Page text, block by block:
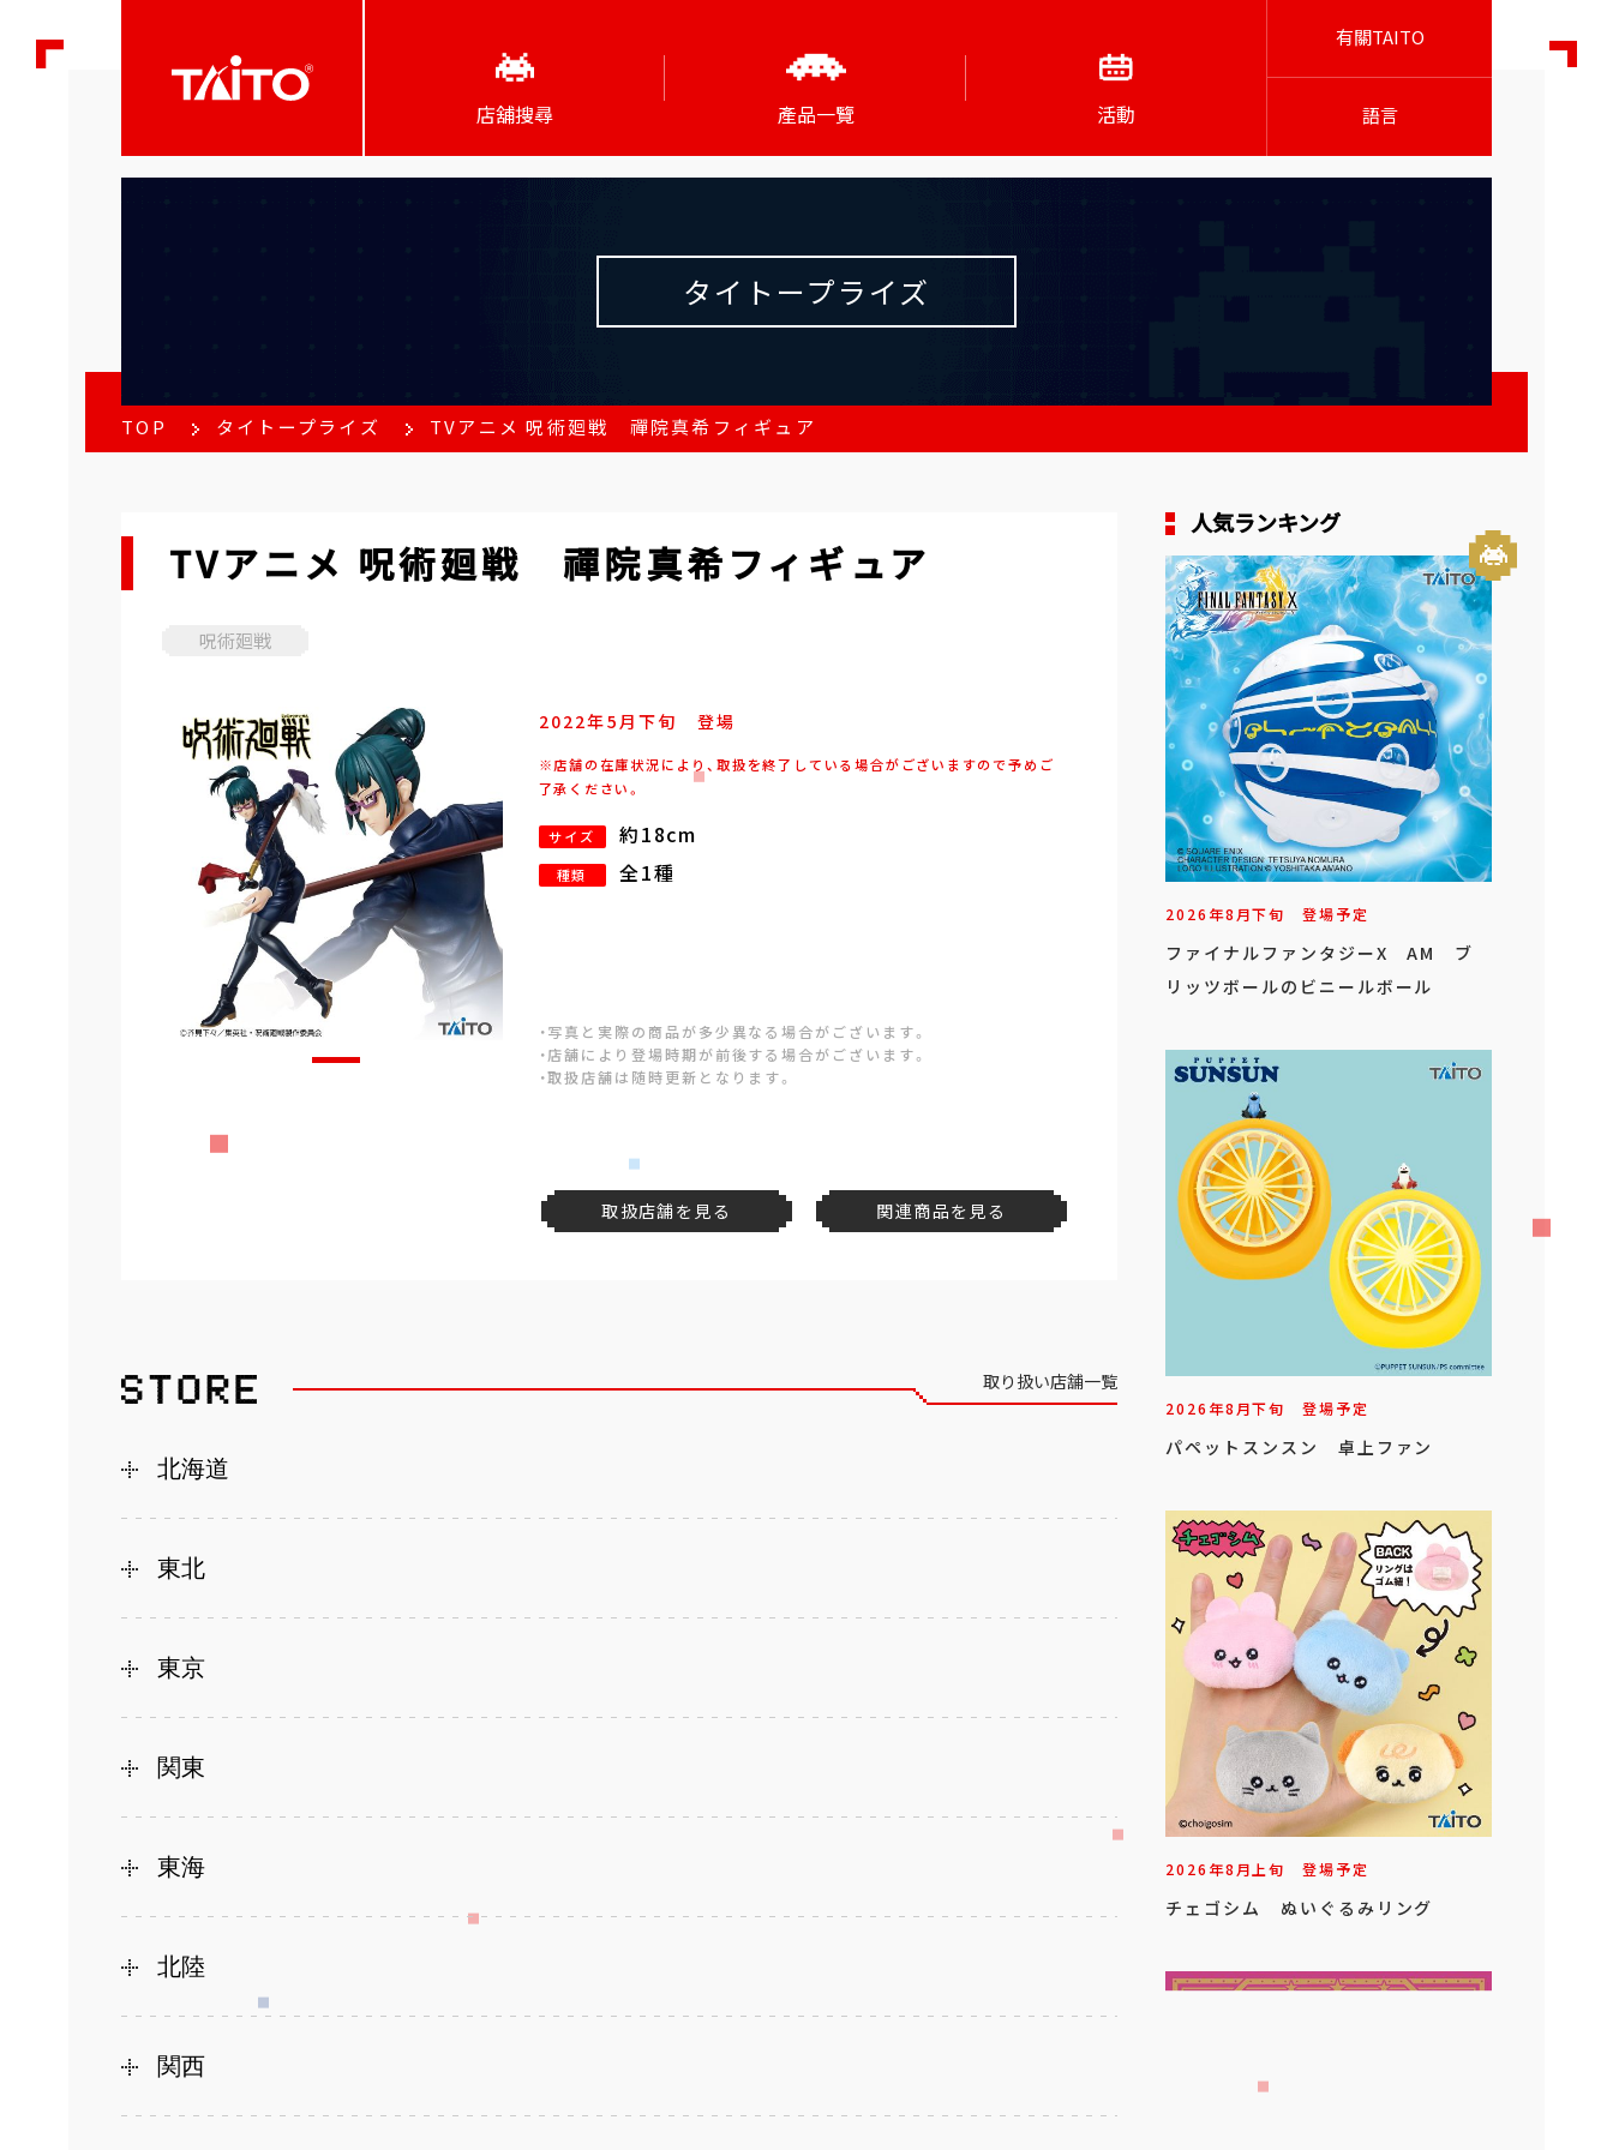
店舖搜尋 產品一覽 活動
有關TAITO
語言
タイトープライズ
TOP タイトープライズ TVアニメ 呪術廻戦 禪院真希フィギュア
TVアニメ 呪術廻戦 禪院真希フィギュア
呪術廻戦
2022年5月下旬 登場
※店舗の在庫状況により、取扱を終了している場合がございますので予めご
了承ください。
サイズ 約18cm
種類 全1種
・写真と実際の商品が多少異なる場合がございます。
・店舗により登場時期が前後する場合がございます。
・取扱店舗は随時更新となります。
取扱店舗を見る 関連商品を見る
取り扱い店舗一覧
北海道
東北
東京
関東
東海
北陸
関西
人気ランキング
2026年8月下旬 登場予定
ファイナルファンタジーX AM ブ
リッツボールのビニールボール
2026年8月下旬 登場予定
パペットスンスン 卓上ファン
2026年8月上旬 登場予定
チェゴシム ぬいぐるみリング